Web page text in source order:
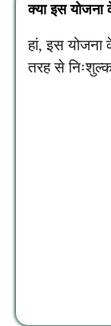
क्या इस योजना
हां, इस योजना
तरह से